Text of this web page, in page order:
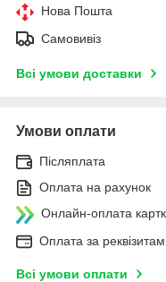
Нова Пошта
Самовивіз
Всі умови доставки
Умови оплати
Післяплата
Оплата на рахунок
Онлайн-оплата
Оплата за
Всі умови оплати